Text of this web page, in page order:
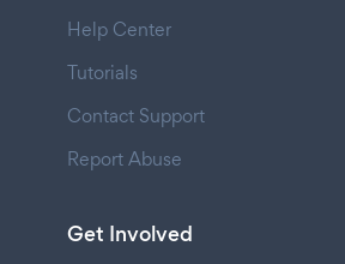
Help Center
Tutorials
Contact Support
Report Abuse
Get Involved